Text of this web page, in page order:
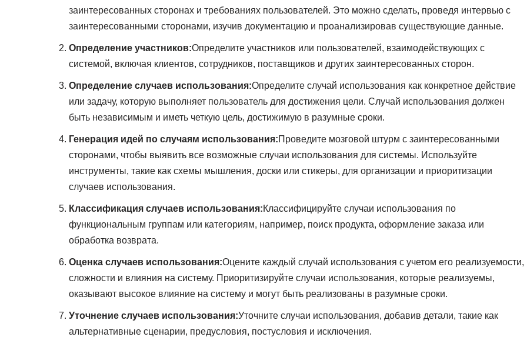
заинтересованных сторонах и требованиях пользователей. Это можно сделать, проведя интервью с
заинтересованными сторонами, изучив документацию и проанализировав существующие данные.
Определение участников:Определите участников или пользователей, взаимодействующих с
системой, включая клиентов, сотрудников, поставщиков и других заинтересованных сторон.
Определение случаев использования:Определите случай использования как конкретное действие
или задачу, которую выполняет пользователь для достижения цели. Случай использования должен
быть независимым и иметь четкую цель, достижимую в разумные сроки.
Генерация идей по случаям использования:Проведите мозговой штурм с заинтересованными
сторонами, чтобы выявить все возможные случаи использования для системы. Используйте
инструменты, такие как схемы мышления, доски или стикеры, для организации и приоритизации
случаев использования.
Классификация случаев использования:Классифицируйте случаи использования по
функциональным группам или категориям, например, поиск продукта, оформление заказа или
обработка возврата.
Оценка случаев использования:Оцените каждый случай использования с учетом его реализуемости,
сложности и влияния на систему. Приоритизируйте случаи использования, которые реализуемы,
оказывают высокое влияние на систему и могут быть реализованы в разумные сроки.
Уточнение случаев использования:Уточните случаи использования, добавив детали, такие как
альтернативные сценарии, предусловия, постусловия и исключения.